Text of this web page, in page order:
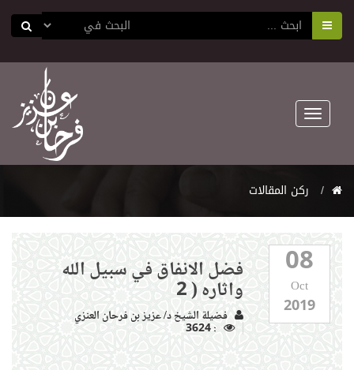
Toggle
navigation
ركن المقالات
08
Oct
2019
فضل الانفاق في سبيل الله
واثاره ( 2
فضيلة الشيخ د/ عزيز بن فرحان العنزي
: 3624